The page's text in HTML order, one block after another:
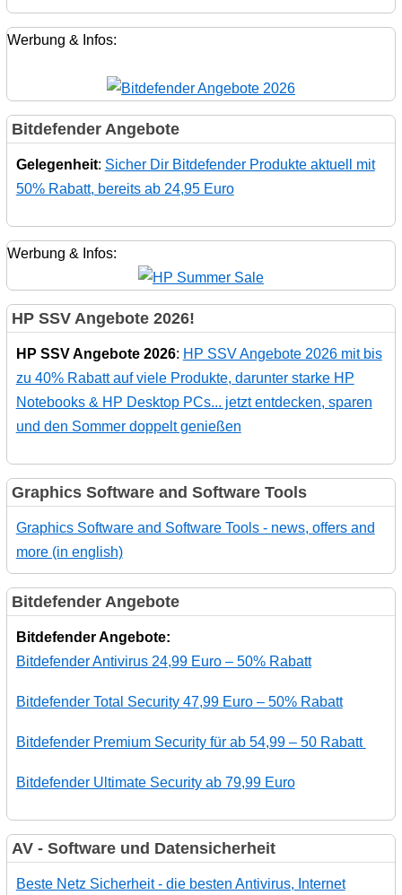
Werbung & Infos:
Bitdefender Angebote
Gelegenheit: Sicher Dir Bitdefender Produkte aktuell mit
50% Rabatt, bereits ab 24,95 Euro
Werbung & Infos:
HP SSV Angebote 2026!
HP SSV Angebote 2026: HP SSV Angebote 2026 mit bis
zu 40% Rabatt auf viele Produkte, darunter starke HP
Notebooks & HP Desktop PCs... jetzt entdecken, sparen
und den Sommer doppelt genießen
Graphics Software and Software Tools
Graphics Software and Software Tools - news, offers and
more (in english)
Bitdefender Angebote
Bitdefender Angebote:
Bitdefender Antivirus 24,99 Euro – 50% Rabatt
Bitdefender Total Security 47,99 Euro – 50% Rabatt
Bitdefender Premium Security für ab 54,99 – 50 Rabatt
Bitdefender Ultimate Security ab 79,99 Euro
AV - Software und Datensicherheit
Beste Netz Sicherheit - die besten Antivirus, Internet